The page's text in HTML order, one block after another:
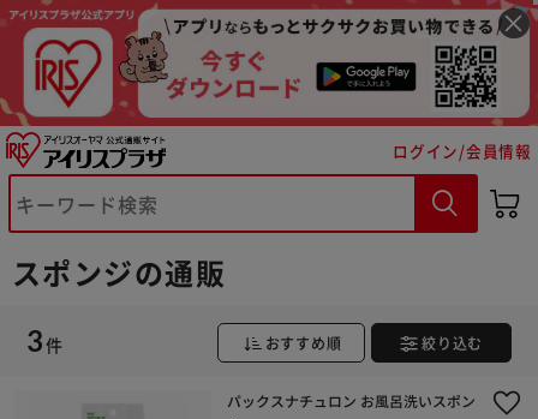
ログイン/会員情報
スポンジの通販
3件 おすすめ順 絞り込む
パックスナチュロン お風呂洗いスポン
※ご確認ください
カートに入れる